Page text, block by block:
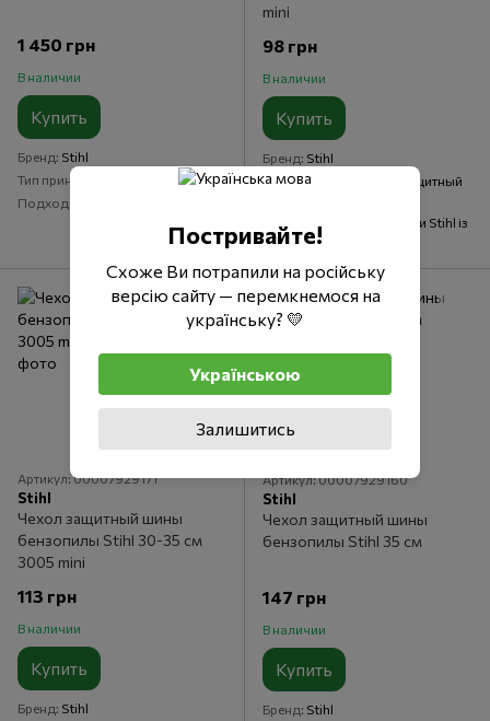
1 450 грн
В наличии
Купить
Бренд Stihl
Тип принадлежности
Кобура
Подходит для
mini
98 грн
В наличии
Купить
Бренд Stihl
Тип принадлежности
Защитный
Бензопили Stihl із
шиною 30-35 см
Артикул: 00007929171
Stihl
Чехол защитный шины
бензопилы Stihl 30-35 см
3005 mini
113 грн
В наличии
Купить
Бренд Stihl
Артикул: 00007929160
Stihl
Чехол защитный шины
бензопилы Stihl 35 см
147 грн
В наличии
Купить
Бренд Stihl
Постривайте!
Схоже Ви потрапили на російську
версію сайту — перемкнемося на
українську? 💛
Українською
Залишитись